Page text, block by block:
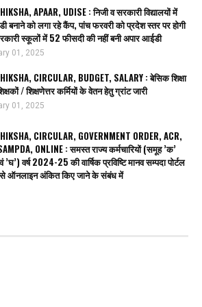
APAAR, UDISE : निजी व सरकारी विद्यालयों में
बनाने को लगा रहे कैंप, पांच फरवरी को प्रदेश स्तर पर होगी
स्कूलों में 52 फीसदी की नहीं बनी अपार आईडी
01, 2025
CIRCULAR, BUDGET, SALARY : बेसिक शिक्षा
/ शिक्षणेत्तर कर्मियों के वेतन हेतु ग्रांट जारी
01, 2025
CIRCULAR, GOVERNMENT ORDER, ACR,
ONLINE : समस्त राज्य कर्मचारियों (समूह ’क’
’घ’) वर्ष 2024-25 की वार्षिक प्रविष्टि मानव सम्पदा पोर्टल
ऑनलाइन अंकित किए जाने के संबंध में